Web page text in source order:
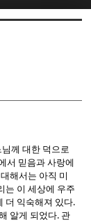
께 대한 덕으로
서 믿음과 사랑에
해서는 아직 미
는 이 세상에 우주
더 익숙해져 있다.
알게 되었다. 관